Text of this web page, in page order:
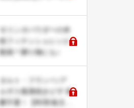
モリンガパウダーの米
粉フィナンシェレシピ
動画＊贈り物にも♪
ルザス風薄焼きピザ 発
酵不要！【料理/食文化